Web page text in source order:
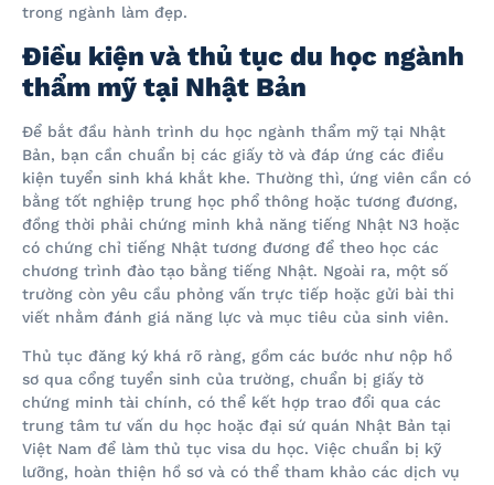
trong ngành làm đẹp.
Điều kiện và thủ tục du học ngành
thẩm mỹ tại Nhật Bản
Để bắt đầu hành trình du học ngành thẩm mỹ tại Nhật
Bản, bạn cần chuẩn bị các giấy tờ và đáp ứng các điều
kiện tuyển sinh khá khắt khe. Thường thì, ứng viên cần có
bằng tốt nghiệp trung học phổ thông hoặc tương đương,
đồng thời phải chứng minh khả năng tiếng Nhật N3 hoặc
có chứng chỉ tiếng Nhật tương đương để theo học các
chương trình đào tạo bằng tiếng Nhật. Ngoài ra, một số
trường còn yêu cầu phỏng vấn trực tiếp hoặc gửi bài thi
viết nhằm đánh giá năng lực và mục tiêu của sinh viên.
Thủ tục đăng ký khá rõ ràng, gồm các bước như nộp hồ
sơ qua cổng tuyển sinh của trường, chuẩn bị giấy tờ
chứng minh tài chính, có thể kết hợp trao đổi qua các
trung tâm tư vấn du học hoặc đại sứ quán Nhật Bản tại
Việt Nam để làm thủ tục visa du học. Việc chuẩn bị kỹ
lưỡng, hoàn thiện hồ sơ và có thể tham khảo các dịch vụ